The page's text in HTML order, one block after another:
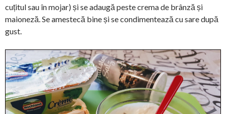
cuțitul sau în mojar) și se adaugă peste crema de brânză și
maioneză. Se amestecă bine și se condimentează cu sare după
gust.